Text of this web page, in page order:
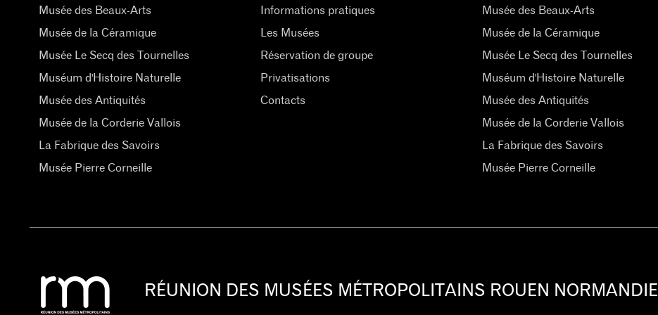
Musée des Beaux-Arts
Musée de la Céramique
Musée Le Secq des Tournelles
Muséum d'Histoire Naturelle
Musée des Antiquités
Musée de la Corderie Vallois
La Fabrique des Savoirs
Musée Pierre Corneille
Informations pratiques
Les Musées
Réservation de groupe
Privatisations
Contacts
Musée des Beaux-Arts
Musée de la Céramique
Musée Le Secq des Tournelles
Muséum d'Histoire Naturelle
Musée des Antiquités
Musée de la Corderie Vallois
La Fabrique des Savoirs
Musée Pierre Corneille
RÉUNION DES MUSÉES MÉTROPOLITAINS ROUEN NORMANDIE